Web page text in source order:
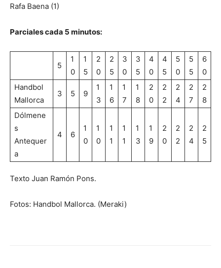
Rafa Baena (1)
Parciales cada 5 minutos:
5
1
0
1
5
2
0
2
5
3
0
3
5
4
0
4
5
5
0
5
5
6
0
Handbol
Mallorca
3 5 9
1
3
1
6
1
7
1
8
2
0
2
2
2
4
2
7
2
8
Dólmene
s
Antequer
a
4 6
1
0
1
0
1
1
1
1
1
3
1
9
2
0
2
2
2
4
2
5
Texto Juan Ramón Pons.
Fotos: Handbol Mallorca. (Meraki)